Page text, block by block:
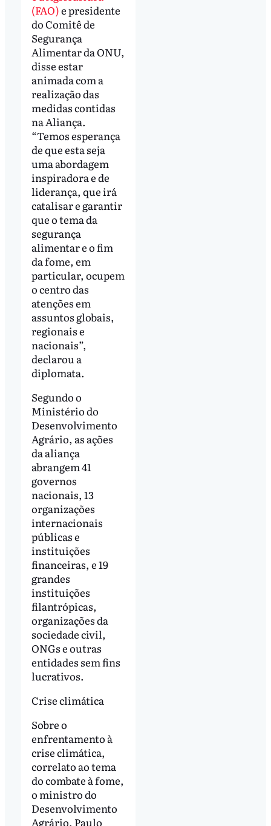
(FAO)e presidente
do Comitê de
Segurança
Alimentar da ONU,
disse estar
animada com a
realização das
medidas contidas
na Aliança.
“Temos esperança
de que esta seja
uma abordagem
inspiradora e de
liderança, que irá
catalisar e garantir
que o tema da
segurança
alimentar e o fim
da fome, em
particular, ocupem
o centro das
atenções em
assuntos globais,
regionais e
nacionais”,
declarou a
diplomata.
Segundo o
Ministério do
Desenvolvimento
Agrário, as ações
da aliança
abrangem 41
governos
nacionais, 13
organizações
internacionais
públicas e
instituições
financeiras, e 19
grandes
instituições
filantrópicas,
organizações da
sociedade civil,
ONGs e outras
entidades sem fins
lucrativos.
Crise climática
Sobre o
enfrentamento à
crise climática,
correlato ao tema
do combate à fome,
o ministro do
Desenvolvimento
Agrário, Paulo